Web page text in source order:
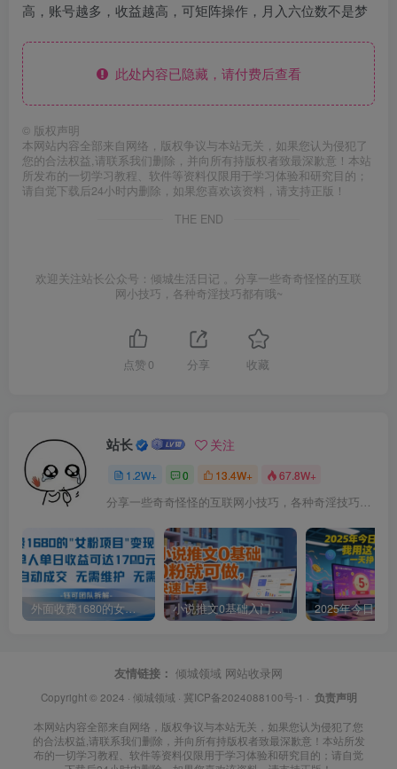
高，账号越多，收益越高，可矩阵操作，月入六位数不是梦
此处内容已隐藏，请付费后查看
© 版权声明
本网站内容全部来自网络，版权争议与本站无关，如果您认为侵犯了
您的合法权益,请联系我们删除，并向所有持版权者致最深歉意！本站
所发布的一切学习教程、软件等资料仅限用于学习体验和研究目的；
请自觉下载后24小时内删除，如果您喜欢该资料，请支持正版！
THE END
欢迎关注站长公众号：倾城生活日记 。分享一些奇奇怪怪的互联
网小技巧，各种奇淫技巧都有哦~
点赞 0 分享 收藏
站长 关注
1.2W+ 0 13.4W+ 67.8W+
分享一些奇奇怪怪的互联网小技巧，各种奇淫技巧都在本站。
外面收费1680的女粉项目变现，单人单日收益可达1.7k，全自动成交无需维护 小说推文0基础入门教程，0粉就可做，快速上手
友情链接： 倾城领域 网站收录网
Copyright © 2024 · 倾城领域· 冀ICP备2024088100号-1 · 负责声明
本网站内容全部来自网络，版权争议与本站无关，如果您认为侵犯了您
的合法权益,请联系我们删除，并向所有持版权者致最深歉意！本站所发
布的一切学习教程、软件等资料仅限用于学习体验和研究目的；请自觉